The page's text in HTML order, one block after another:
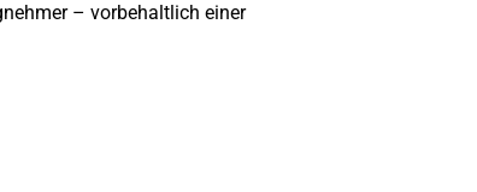
– vorbehaltlich einer